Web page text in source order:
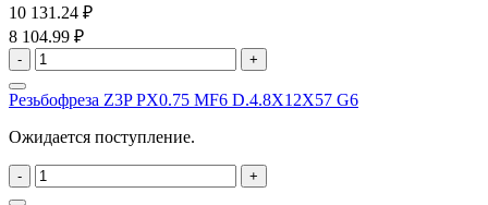
10 131.24 ₽
8 104.99 ₽
- +
Резьбофреза Z3P PX0.75 MF6 D.4.8X12X57 G6
Ожидается поступление.
- +